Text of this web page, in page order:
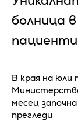
болница
пациенти
В края на юли
месец
прегледи